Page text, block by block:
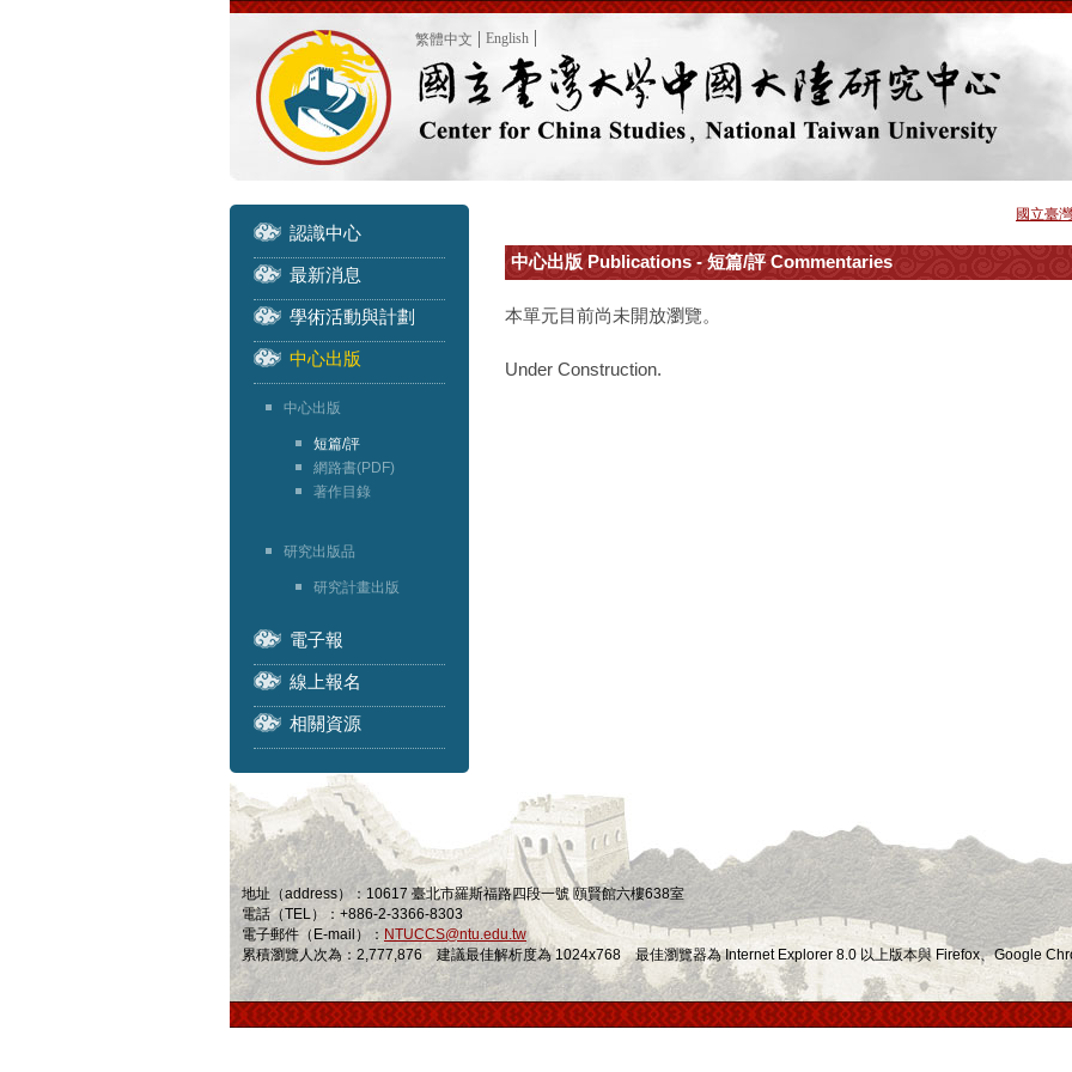
繁體中文 English
認識中心
最新消息
學術活動與計劃
中心出版
中心出版
短篇/評
網路書(PDF)
著作目錄
研究出版品
研究計畫出版
電子報
線上報名
相關資源
國立臺
中心出版 Publications - 短篇/評 Commentaries
本單元目前尚未開放瀏覽。
Under Construction.
地址（address）：10617 臺北市羅斯福路四段一號 頤賢館六樓638室
電話（TEL）：+886-2-3366-8303
電子郵件（E-mail）： NTUCCS@ntu.edu.tw
累積瀏覽人次為：2,777,876 建議最佳解析度為 1024x768 最佳瀏覽器為 Internet Explorer 8.0 以上版本與 Firefox、Google